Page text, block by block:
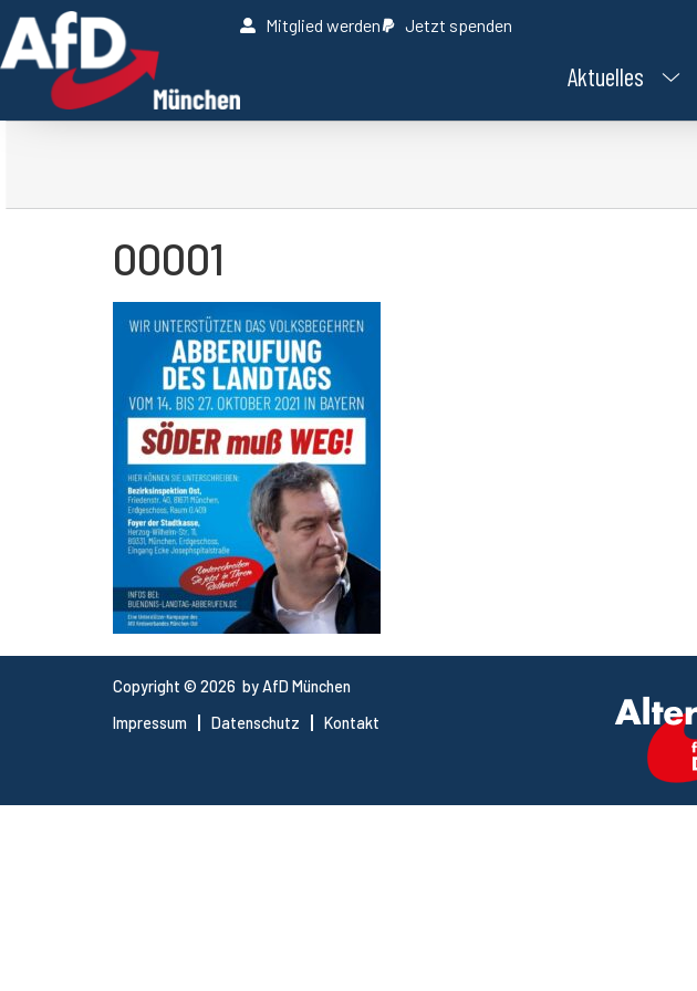
Mitglied werden Jetzt spenden
Aktuelles
00001
Copyright © 2026 by AfD München
Impressum
Datenschutz Kontakt